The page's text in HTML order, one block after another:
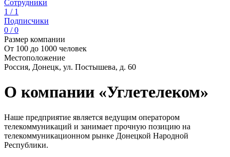
Сотрудники
1 / 1
Подписчики
0 / 0
Размер компании
От 100 до 1000 человек
Местоположение
Россия, Донецк, ул. Постышева, д. 60
О компании «Углетелеком»
Наше предприятие является ведущим оператором
телекоммуникаций и занимает прочную позицию на
телекоммуникационном рынке Донецкой Народной
Республики.